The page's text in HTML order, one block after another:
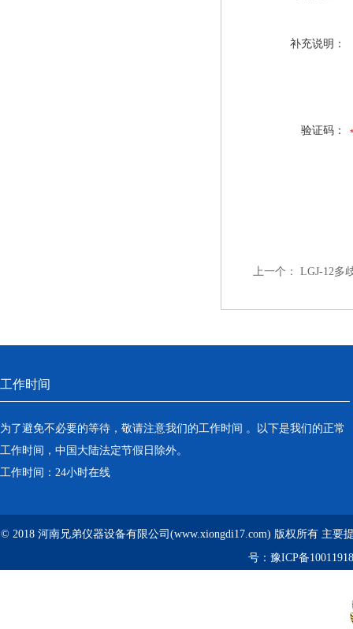
补充说明：
验证码：
上一个： LGJ-12多
工作时间
为了避免不必要的等待，敬请注意我们的工作时间 。以下是我们的正常
工作时间，中国大陆法定节假日除外。
工作时间：24小时在线
© 2018 河南兄弟仪器设备有限公司(www.xiongdi17.com) 版权所有 主要
号： 豫ICP备